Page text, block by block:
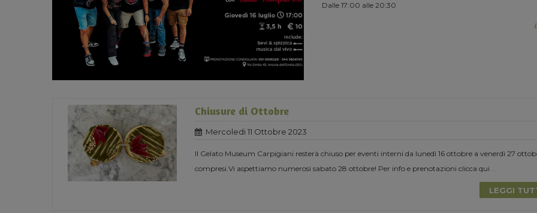
Dalle 17:00 alle 20:30
Chiusure di Ottobre
Mercoledi 11 Ottobre 2023
Il Gelato Museum Carpigiani resterà chiuso per eventi interni da lunedì 16 ottobre a venerdì 27
compresi.Vi aspettiamo numerosi sabato 28 ottobre! Per info e prenotazioni clicca qui
LEGGI